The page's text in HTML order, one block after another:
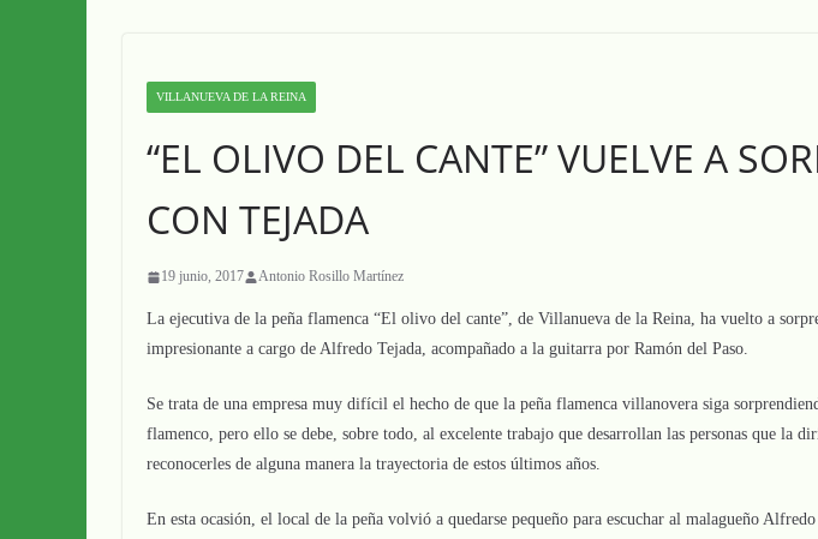
VILLANUEVA DE LA REINA
“EL OLIVO DEL CANTE” VUELVE A
CON TEJADA
19 junio, 2017 Antonio Rosillo Martínez
La ejecutiva de la peña flamenca “El olivo del cante”, de Villanueva de la Reina, ha vuelto a
impresionante a cargo de Alfredo Tejada, acompañado a la guitarra por Ramón del Paso.
Se trata de una empresa muy difícil el hecho de que la peña flamenca villanovera siga
flamenco, pero ello se debe, sobre todo, al excelente trabajo que desarrollan las personas que la
reconocerles de alguna manera la trayectoria de estos últimos años.
En esta ocasión, el local de la peña volvió a quedarse pequeño para escuchar al malagueño